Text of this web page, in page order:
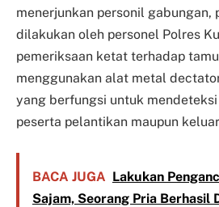
menerjunkan personil gabungan,
dilakukan oleh personel Polres
pemeriksaan ketat terhadap
menggunakan alat metal
yang berfungsi untuk
peserta pelantikan maupun
BACA JUGA Lakukan
Sajam, Seorang Pria Berhasil